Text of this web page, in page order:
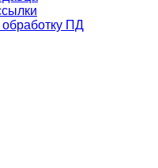
обработку ПД